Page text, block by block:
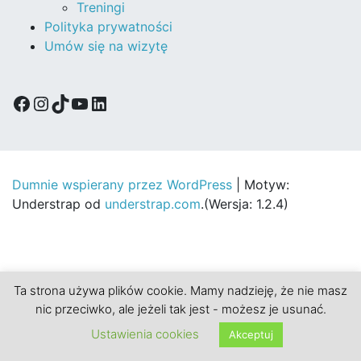
Treningi
Polityka prywatności
Umów się na wizytę
Facebook
Instagram
TikTok
YouTube
LinkedIn
Dumnie wspierany przez WordPress
Motyw:
Understrap od understrap.com.(Wersja: 1.2.4)
Ta strona używa plików cookie. Mamy nadzieję, że nie masz
nic przeciwko, ale jeżeli tak jest - możesz je usunać.
Ustawienia cookies
Akceptuj